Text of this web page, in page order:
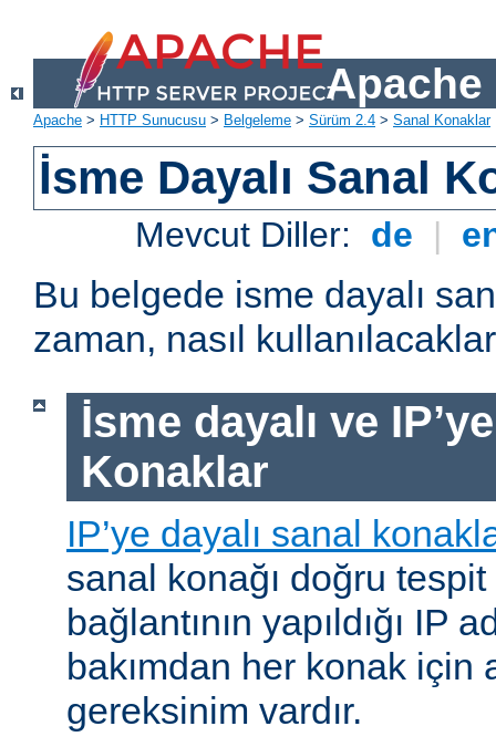
Apache
Apache > HTTP Sunucusu > Belgeleme > Sürüm 2.4 > Sanal Konaklar
İsme Dayalı Sanal
Mevcut Diller: de |
Bu belgede isme dayalı
zaman, nasıl
İsme dayalı ve
Konaklar
IP’ye dayalı sanal
sanal konağı doğru
bağlantının yapıldığı IP
bakımdan her konak için
gereksinim vardır.